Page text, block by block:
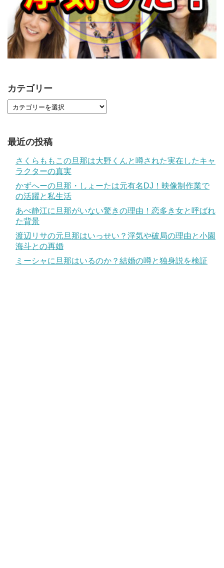
カテゴリー
最近の投稿
さくらももこの旦那は大野くんと噂された実在したキャ
ラクターの真実
かずへーの旦那・しょーたは元有名DJ！映像制作業で
の活躍と私生活
あべ静江に旦那がいない驚きの理由！恋多き女と呼ばれ
た背景
渡辺リサの元旦那はいっせい？浮気や破局の理由と小園
海斗との再婚
ミーシャに旦那はいるのか？結婚の噂と独身説を検証